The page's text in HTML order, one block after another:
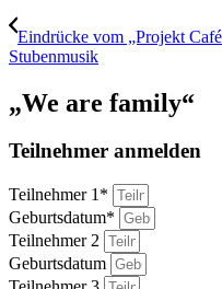
Eindrücke vom „Projekt
Stubenmusik
„We are family“
Teilnehmer anmelden
Teilnehmer 1*
Geburtsdatum*
Teilnehmer 2
Geburtsdatum